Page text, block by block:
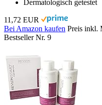
Dermatologisch getestet
11,72 EUR
Bei Amazon kaufen Preis inkl.
Bestseller Nr. 9